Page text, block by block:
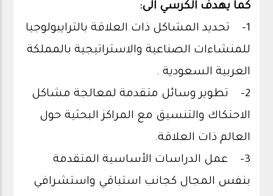
كما يهدف الكرسي الى:
1- تحديد المشاكل ذات العلاقة بالترايبولوجيا
للمنشاءات الصناعية والاستراتيجية بالمملكة
العربية السعودية .
2- تطوير وسائل متقدمة لمعالجة مشاكل
الاحتكاك والتنسيق مع المراكز البحثية حول
العالم ذات العلاقة.
3- عمل الدراسات الأساسية المتقدمة
بنفس المجال كجانب استباقي واستشرافي